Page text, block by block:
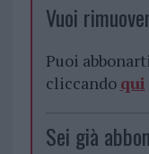
Vuoi
Puoi
cliccando qui
Sei già